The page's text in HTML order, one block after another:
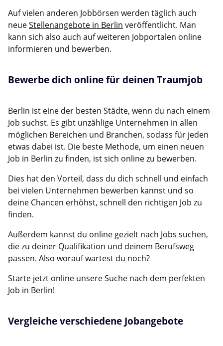
Auf vielen anderen Jobbörsen werden täglich auch
neueStellenangebote in Berlin veröffentlicht. Man
kann sich also auch auf weiteren Jobportalen online
informieren und bewerben.
Bewerbe dich online für deinen Traumjob
Berlin ist eine der besten Städte, wenn du nach einem
Job suchst. Es gibt unzählige Unternehmen in allen
möglichen Bereichen und Branchen, sodass für jeden
etwas dabei ist. Die beste Methode, um einen neuen
Job in Berlin zu finden, ist sich online zu bewerben.
Dies hat den Vorteil, dass du dich schnell und einfach
bei vielen Unternehmen bewerben kannst und so
deine Chancen erhöhst, schnell den richtigen Job zu
finden.
Außerdem kannst du online gezielt nach Jobs suchen,
die zu deiner Qualifikation und deinem Berufsweg
passen. Also worauf wartest du noch?
Starte jetzt online unsere Suche nach dem perfekten
Job in Berlin!
Vergleiche verschiedene Jobangebote